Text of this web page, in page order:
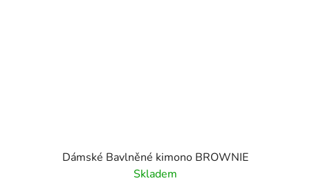
Dámské Bavlněné kimono BROWNIE
Skladem